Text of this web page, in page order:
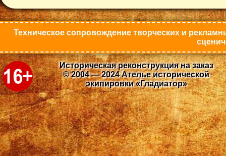
Техническое сопровождение творческих и
Историческая реконструкция на заказ
© 2004 — 2024 Ателье исторической
экипировки «Гладиатор»